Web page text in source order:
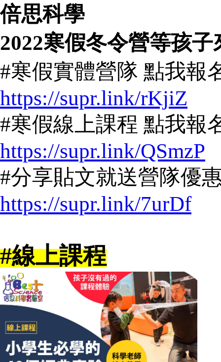
倍思科學
2022寒假冬令營等孩子
#寒假實體營隊 點我報
https://supr.link/rKjiZ
#寒假線上課程 點我報
https://supr.link/QSmzP
#分享貼文就送營隊優
https://supr.link/7urDf
#線上課程